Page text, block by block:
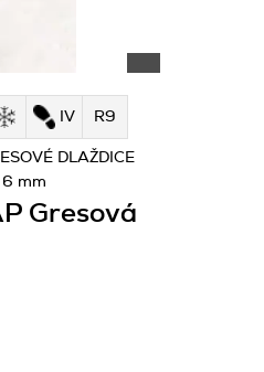
IV R9
Gresová
DLAŽDICE
mm